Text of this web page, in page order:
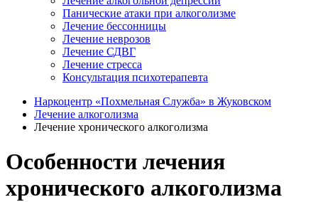
Панические атаки при алкоголизме
Лечение бессонницы
Лечение неврозов
Лечение СДВГ
Лечение стресса
Консультация психотерапевта
Наркоцентр «Похмельная Служба» в Жуковском
Лечение алкоголизма
Лечение хронического алкоголизма
Особенности лечения
хронического алкоголизма